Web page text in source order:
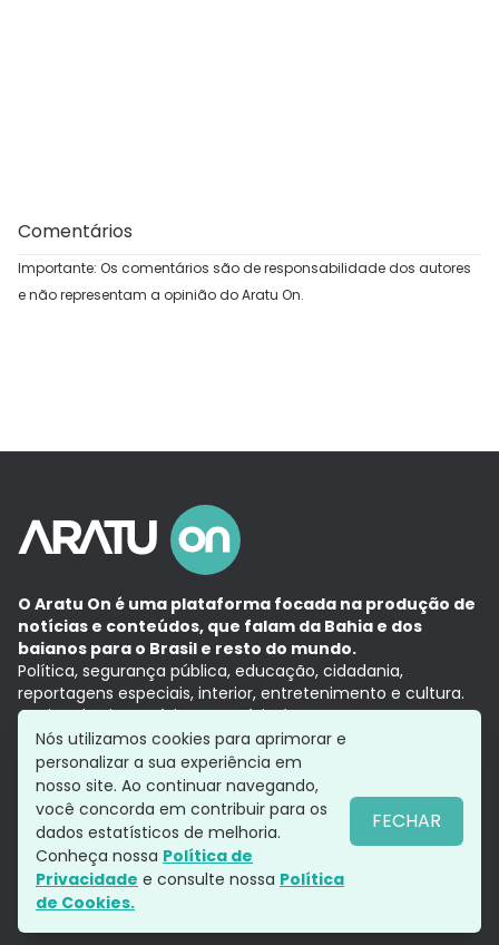
Comentários
Importante: Os comentários são de responsabilidade dos autores
e não representam a opinião do Aratu On.
O Aratu On é uma plataforma focada na produção de
notícias e conteúdos, que falam da Bahia e dos
baianos para o Brasil e resto do mundo.
Política, segurança pública, educação, cidadania,
reportagens especiais, interior, entretenimento e cultura.
Aqui, tudo vira notícia e a notícia é no tempo presente,
com a credibilidade do Grupo Aratu.
Grupo Aratu
Política de privacidade
Siga-nos
Nós utilizamos cookies para aprimorar e
personalizar a sua experiência em
nosso site. Ao continuar navegando,
você concorda em contribuir para os
dados estatísticos de melhoria.
Conheça nossa Política de
Privacidade e consulte nossa Política
de Cookies.
FECHAR